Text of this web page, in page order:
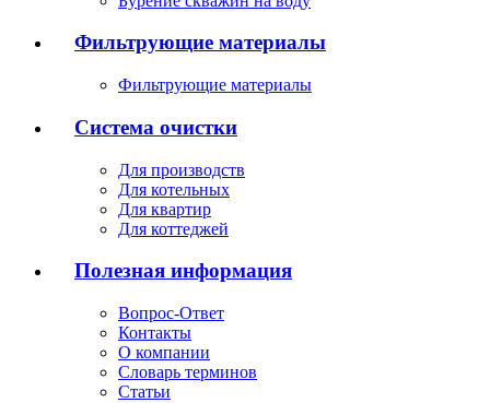
Фильтрующие материалы
Фильтрующие материалы
Система очистки
Для производств
Для котельных
Для квартир
Для коттеджей
Полезная информация
Вопрос-Ответ
Контакты
О компании
Словарь терминов
Статьи